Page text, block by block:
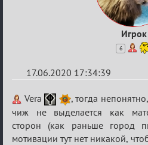
Игрок
6
17.06.2020 17:34:39
Re:
Семейный
кубок
Vera
, тогда
чиж не выделается как
сторон (как раньше город
мотивации тут нет никакой,